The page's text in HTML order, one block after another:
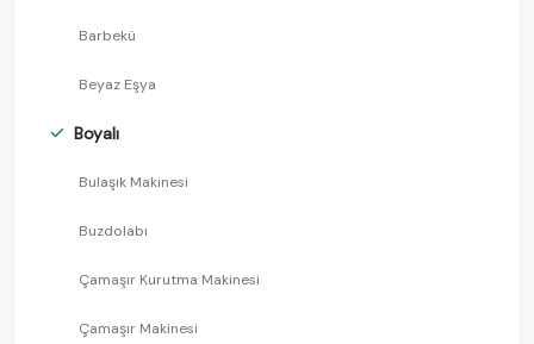
Barbekü
Beyaz Eşya
Boyalı
Bulaşık Makinesi
Buzdolabı
Çamaşır Kurutma Makinesi
Çamaşır Makinesi